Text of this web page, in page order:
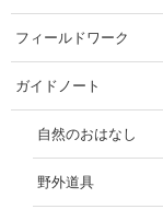
フィールドワーク
ガイドノート
自然のおはなし
野外道具